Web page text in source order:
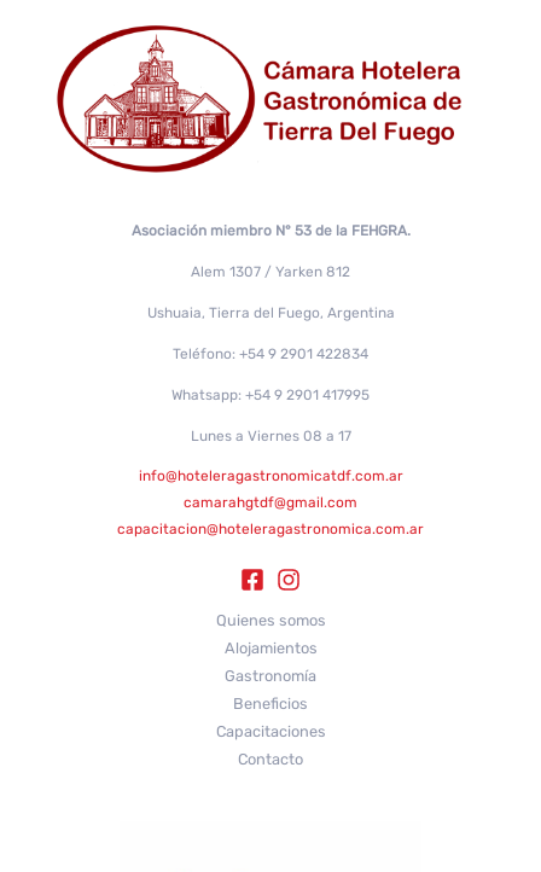
Asociación miembro N° 53 de la FEHGRA.
Alem 1307 / Yarken 812
Ushuaia, Tierra del Fuego, Argentina
Teléfono: +54 9 2901 422834
Whatsapp: +54 9 2901 417995
Lunes a Viernes 08 a 17
info@hoteleragastronomicatdf.com.ar
camarahgtdf@gmail.com
capacitacion@hoteleragastronomica.com.ar
Quienes somos
Alojamientos
Gastronomía
Beneficios
Capacitaciones
Contacto